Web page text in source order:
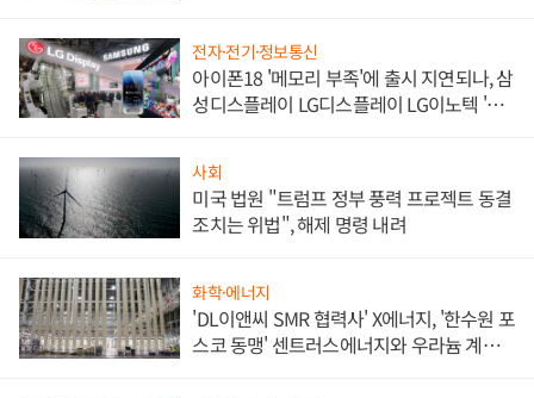
전자·전기·정보통신
아이폰18 '메모리 부족'에 출시 지연되나, 삼
성디스플레이 LG디스플레이 LG이노텍 '탈
사회
미국 법원 "트럼프 정부 풍력 프로젝트 동결
조치는 위법", 해제 명령 내려
화학·에너지
'DL이앤씨 SMR 협력사' X에너지, '한수원 포
스코 동맹' 센트러스에너지와 우라늄 계약